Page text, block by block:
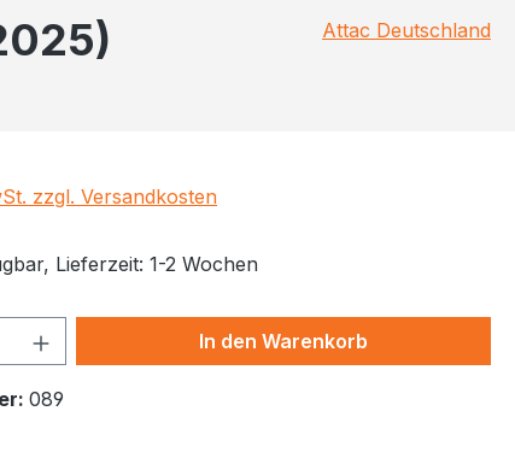
Attac Deutschland
zzgl. Versandkosten
Lieferzeit: 1-2 Wochen
Gib den gewünschten Wert
In den Warenkorb
089